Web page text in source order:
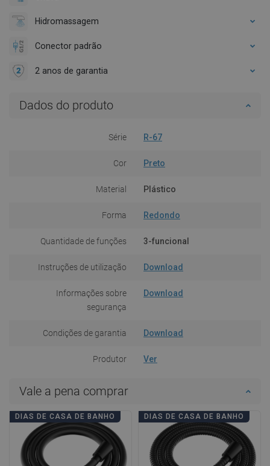
Hidromassagem
Conector padrão
2 anos de garantia
Dados do produto
Série R-67
Cor Preto
Material Plástico
Forma Redondo
Quantidade de funções 3-funcional
Instruções de utilização Download
Informações sobre
segurança
Download
Condições de garantia Download
Produtor Ver
Vale a pena comprar
DIAS DE CASA DE BANHO DIAS DE CASA DE BANHO